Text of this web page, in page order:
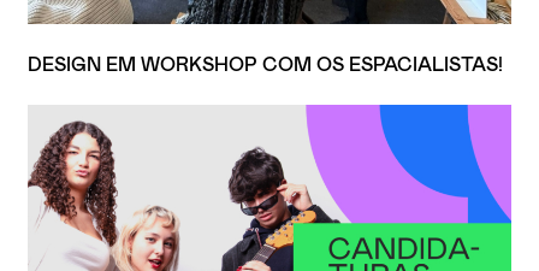
DESIGN EM WORKSHOP COM OS ESPACIALISTAS!